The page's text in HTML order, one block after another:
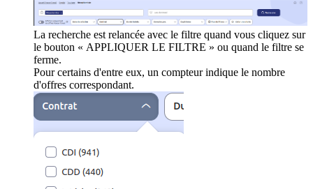
La recherche est relancée avec le filtre quand vous cliquez sur
le bouton « APPLIQUER LE FILTRE » ou quand le filtre se
ferme.
Pour certains d'entre eux, un compteur indique le nombre
d'offres correspondant.